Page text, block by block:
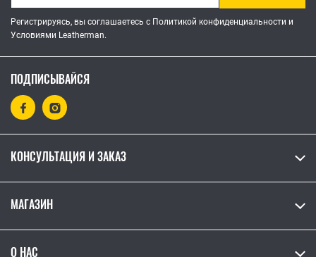
Регистрируясь, вы соглашаетесь с Политикой конфиденциальности и
Условиями Leatherman.
ПОДПИСЫВАЙСЯ
КОНСУЛЬТАЦИЯ И ЗАКАЗ
МАГАЗИН
О НАС